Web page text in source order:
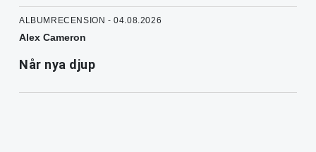
ALBUMRECENSION - 04.08.2026
Alex Cameron
Når nya djup